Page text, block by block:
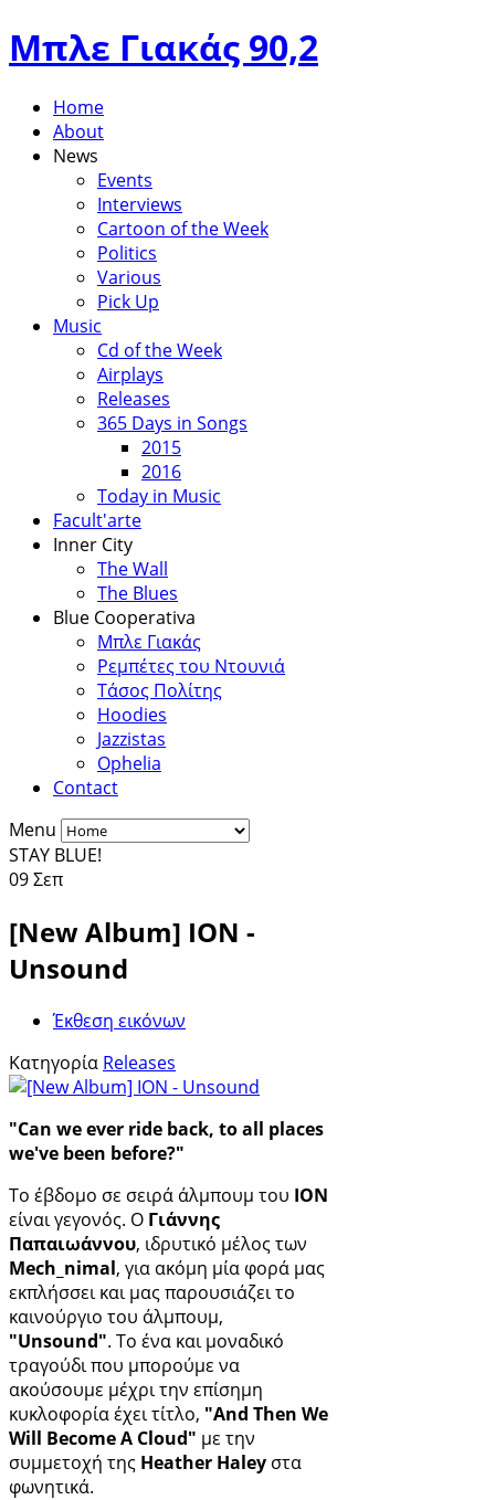
Μπλε Γιακάς 90,2
Home
About
News
Events
Interviews
Cartoon of the Week
Politics
Various
Pick Up
Music
Cd of the Week
Airplays
Releases
365 Days in Songs
2015
2016
Today in Music
Facult'arte
Inner City
The Wall
The Blues
Blue Cooperativa
Μπλε Γιακάς
Ρεμπέτες του Ντουνιά
Τάσος Πολίτης
Hoodies
Jazzistas
Ophelia
Contact
Menu
STAY BLUE!
09Σεπ
[New Album] ION -
Unsound
Έκθεση εικόνων
Κατηγορία Releases
"Can we ever ride back, to all places
we've been before?"
To έβδομο σε σειρά άλμπουμ του ION
είναι γεγονός. Ο Γιάννης
Παπαιωάννου, ιδρυτικό μέλος των
Mech_nimal, για ακόμη μία φορά μας
εκπλήσσει και μας παρουσιάζει το
καινούργιο του άλμπουμ,
"Unsound". Το ένα και μοναδικό
τραγούδι που μπορούμε να
ακούσουμε μέχρι την επίσημη
κυκλοφορία έχει τίτλο, "And Then We
Will Become A Cloud" με την
συμμετοχή της Heather Haley στα
φωνητικά.